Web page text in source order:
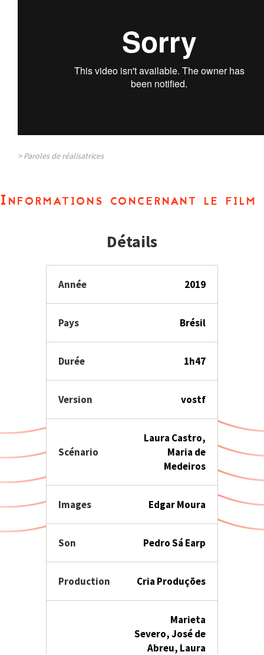
> Paroles de réalisatrices
Informations concernant le film
Détails
Année 2019
Pays Brésil
Durée 1h47
Version vostf
Scénario
Laura Castro,
Maria de
Medeiros
Images Edgar Moura
Son Pedro Sá Earp
Production Cria Produções
Marieta
Severo, José de
Abreu, Laura